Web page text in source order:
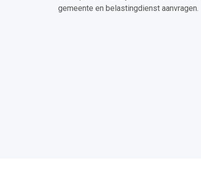
gemeente en belastingdienst aanvragen.